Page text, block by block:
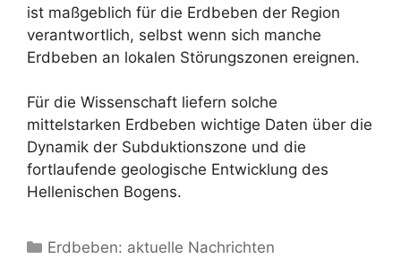
ist maßgeblich für die Erdbeben der Region
verantwortlich, selbst wenn sich manche
Erdbeben an lokalen Störungszonen ereignen.
Für die Wissenschaft liefern solche
mittelstarken Erdbeben wichtige Daten über die
Dynamik der Subduktionszone und die
fortlaufende geologische Entwicklung des
Hellenischen Bogens.
Kategorien
Erdbeben: aktuelle Nachrichten